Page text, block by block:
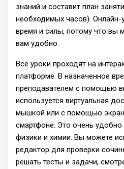
знаний и составит план
необходимых часов). Онлайн-
время и силы, потому что вы
вам удобно.
Все уроки проходят на
платформе. В назначенное
преподавателем с помощью
используется виртуальная
мышкой или с помощью
смартфоне. Это очень
физики и химии. Вы можете
редактор для проверки
решать тесты и задачи,